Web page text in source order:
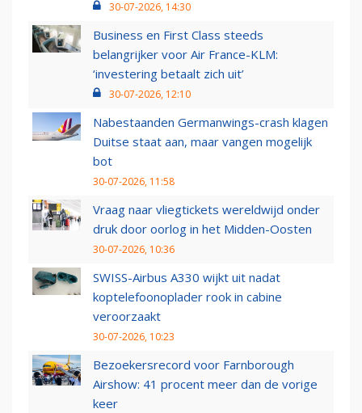
30-07-2026, 14:30
Business en First Class steeds
belangrijker voor Air France-KLM:
‘investering betaalt zich uit’
30-07-2026, 12:10
Nabestaanden Germanwings-crash klagen
Duitse staat aan, maar vangen mogelijk
bot
30-07-2026, 11:58
Vraag naar vliegtickets wereldwijd onder
druk door oorlog in het Midden-Oosten
30-07-2026, 10:36
SWISS-Airbus A330 wijkt uit nadat
koptelefoonoplader rook in cabine
veroorzaakt
30-07-2026, 10:23
Bezoekersrecord voor Farnborough
Airshow: 41 procent meer dan de vorige
keer